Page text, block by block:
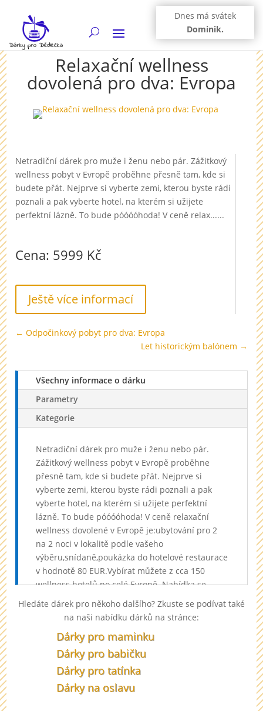
Dnes má svátek
Dominik.
Relaxační wellness
dovolená pro dva: Evropa
Netradiční dárek pro muže i ženu nebo pár. Zážitkový
wellness pobyt v Evropě proběhne přesně tam, kde si
budete přát. Nejprve si vyberte zemi, kterou byste rádi
poznali a pak vyberte hotel, na kterém si užijete
perfektní lázně. To bude póóóóhoda! V ceně relax......
Cena: 5999 Kč
Ještě více informací
←Odpočinkový pobyt pro dva: Evropa
Let historickým balónem →
Všechny informace o dárku
Parametry
Kategorie
Netradiční dárek pro muže i ženu nebo pár.
Zážitkový wellness pobyt v Evropě proběhne
přesně tam, kde si budete přát. Nejprve si
vyberte zemi, kterou byste rádi poznali a pak
vyberte hotel, na kterém si užijete perfektní
lázně. To bude póóóóhoda! V ceně relaxační
wellness dovolené v Evropě je:ubytování pro 2
na 2 noci v lokalitě podle vašeho
výběru,snídaně,poukázka do hotelové restaurace
v hodnotě 80 EUR.Vybírat můžete z cca 150
wellness hotelů po celé Evropě. Nabídka se
může měnit. „Aktuální nabídku hotelů
najdete zde.“ Poukaz má platnost 1 rok bez
dovolená pro dva: Evropa Ty nejlepší zážitkové
dárky v zahraničí
U nás najdete vždy ten správný dárek pro
dědečka. Ať má narozeniny nebo svátek, uděláte
Hledáte dárek pro někoho dalšího? Zkuste se podívat také
na naši nabídku dárků na stránce:
Dárky pro maminku
Dárky pro babičku
Dárky pro tatínka
Dárky na oslavu